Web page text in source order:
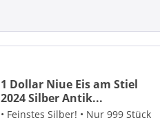
1 Dollar Niue Eis am Stiel
2024 Silber Antik...
• Feinstes Silber! • Nur 999 Stück